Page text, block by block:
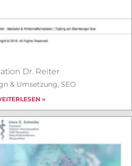
Dr. Reiter
& Umsetzung, SEO
»